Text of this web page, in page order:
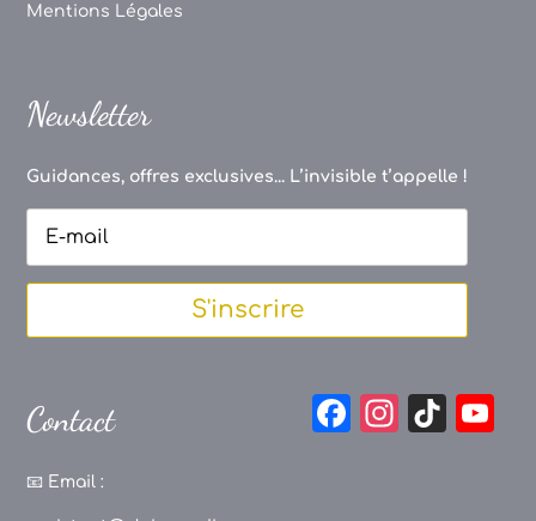
Mentions Légales
Newsletter
Guidances, offres exclusives... L’invisible t’appelle !
S'inscrire
Contact
📧 Email :
F
In Ti